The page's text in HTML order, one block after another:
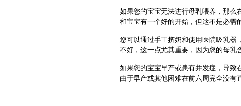
如果您的宝宝无法进行母乳喂养，那么
和宝宝有一个好的开始，但这不是必需
您可以通过手工挤奶和使用医院吸乳器
不好，这一点尤其重要，因为您的母乳
如果您的宝宝早产或患有并发症，导致
由于早产或其他困难在前六周完全没有